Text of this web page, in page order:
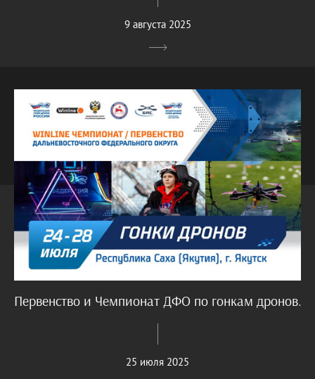
9 августа 2025
Первенство и Чемпионат ДФО по гонкам дронов.
25 июля 2025